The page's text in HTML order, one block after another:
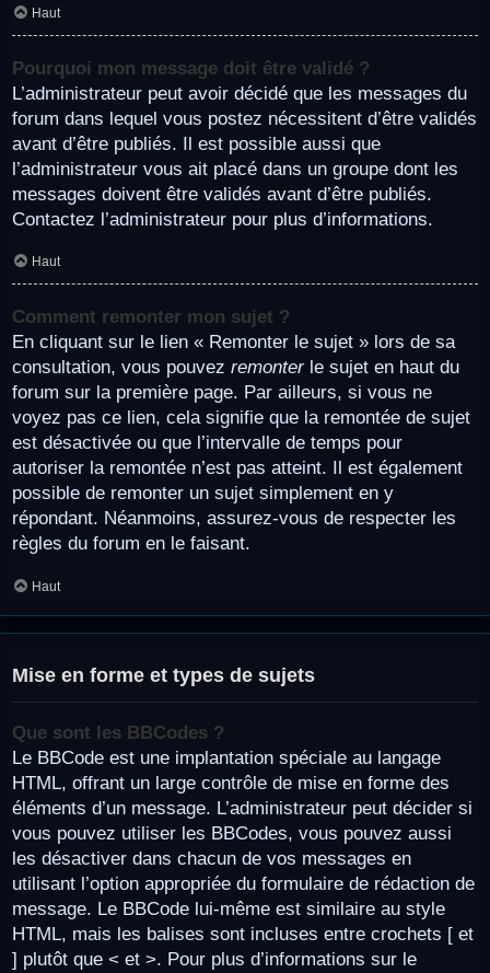
Haut
Pourquoi mon message doit être validé ?
L’administrateur peut avoir décidé que les messages du
forum dans lequel vous postez nécessitent d’être validés
avant d’être publiés. Il est possible aussi que
l’administrateur vous ait placé dans un groupe dont les
messages doivent être validés avant d’être publiés.
Contactez l’administrateur pour plus d’informations.
Haut
Comment remonter mon sujet ?
En cliquant sur le lien « Remonter le sujet » lors de sa
consultation, vous pouvez remonterle sujet en haut du
forum sur la première page. Par ailleurs, si vous ne
voyez pas ce lien, cela signifie que la remontée de sujet
est désactivée ou que l’intervalle de temps pour
autoriser la remontée n’est pas atteint. Il est également
possible de remonter un sujet simplement en y
répondant. Néanmoins, assurez-vous de respecter les
règles du forum en le faisant.
Haut
Mise en forme et types de sujets
Que sont les BBCodes ?
Le BBCode est une implantation spéciale au langage
HTML, offrant un large contrôle de mise en forme des
éléments d’un message. L’administrateur peut décider si
vous pouvez utiliser les BBCodes, vous pouvez aussi
les désactiver dans chacun de vos messages en
utilisant l’option appropriée du formulaire de rédaction de
message. Le BBCode lui-même est similaire au style
HTML, mais les balises sont incluses entre crochets [ et
] plutôt que < et >. Pour plus d’informations sur le